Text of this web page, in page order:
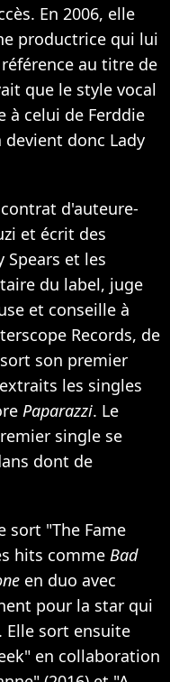
En 2006, elle
productrice qui lui
au titre de
que le style vocal
à celui de Ferddie
donc Lady
d'auteure-
et écrit des
Spears et les
du label, juge
et conseille à
Records, de
sort son premier
les singles
Paparazzi. Le
single se
dont de
sort "The Fame
hits comme Bad
en duo avec
pour la star qui
Elle sort ensuite
en collaboration